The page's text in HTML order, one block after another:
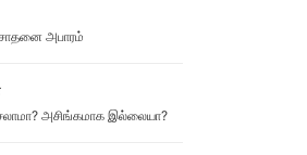
அபாரம்
அசிங்கமாக இல்லையா?